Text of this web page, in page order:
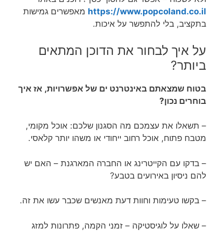
https://www.popcoland.co.il מאפשרים גמישות
בתקציב, בלי להתפשר על איכות.
על איך לבחור את הדוכן המתאים
ביותר?
בטוח שמצאתם באינטרנט ים של אפשרויות, אז איך
בוחרים נכון?
– תשאלו את עצמכם מה הסגנון שלכם: אוכל מקומי,
מטבח פתוח, אוכל רחוב ייחודי או משהו יותר קלאסי.
– בדקו עם הקייטרינג או החברה המארגנת – האם יש
להם ניסיון באירועים בטבע?
– בקשו טעימות וחוות דעת מאנשים שכבר עשו את זה.
– שאלו על לוגיסטיקה – זמני הקמה, פתרונות למזג